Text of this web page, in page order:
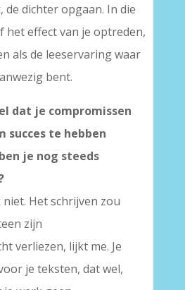
dichter opgaan. In die
het effect van je optreden,
als de leeservaring waar
bent.
dat je compromissen
succes te hebben
je nog steeds
Het schrijven zou
zijn
verliezen, lijkt me. Je
je teksten, dat wel,